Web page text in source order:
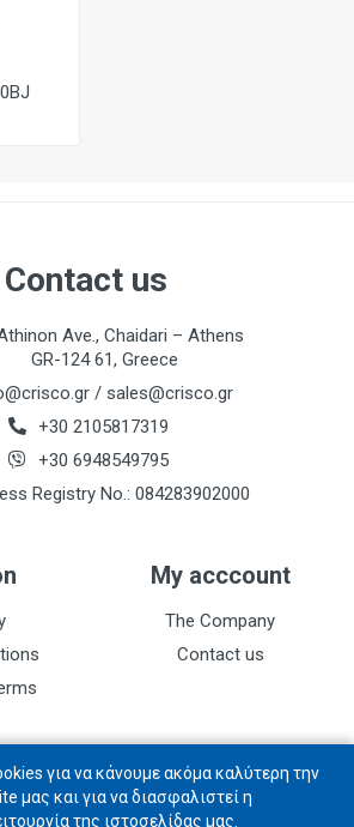
Contact us
Ave., Chaidari – Athens
GR-124 61, Greece
/ sales@crisco.gr
+30 2105817319
+30 6948549795
Registry No.: 084283902000
My acccount
The Company
Contact us
Follow us
για να κάνουμε ακόμα καλύτερη την
μας και για να διασφαλιστεί η
της ιστοσελίδας μας.